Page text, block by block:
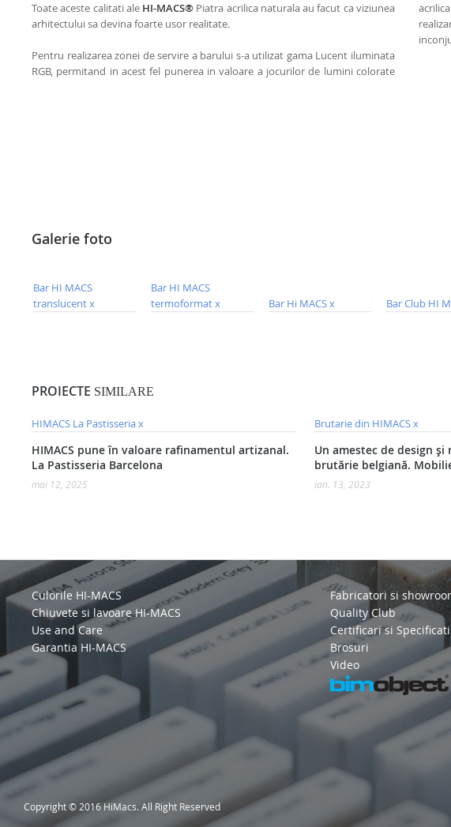
Toate aceste calitati ale HI-MACS® Piatra acrilica naturala au facut ca viziunea
arhitectului sa devina foarte usor realitate.
Pentru realizarea zonei de servire a barului s-a utilizat gama Lucent iluminata
RGB, permitand in acest fel punerea in valoare a jocurilor de lumini colorate
Galerie foto
PROIECTE SIMILARE
HIMACS pune în valoare rafinamentul artizanal.
La Pastisseria Barcelona
mai 12, 2025
Un amestec de design
brutărie belgiană.
ian. 13, 2023
Culorile HI-MACS
Chiuvete si lavoare HI-MACS
Use and Care
Garantia HI-MACS
Fabricatori si
Quality Club
Certificari si
Brosuri
Video
Copyright © 2016 HiMacs. All Right Reserved